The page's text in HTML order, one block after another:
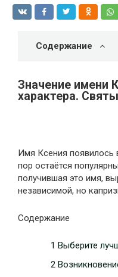
Содержание
Значение имени
характера.
Имя Ксения появилось
пор остаётся
получившая это имя,
независимой, но
Содержание
1 Выберите
2